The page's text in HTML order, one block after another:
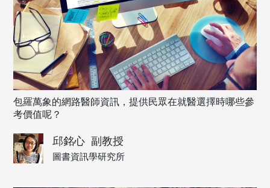
包羅萬象的網路醫師資訊，提供民眾在就醫選擇時哪些參
考價值呢？
邱銘心 副教授
圖書資訊學研究所